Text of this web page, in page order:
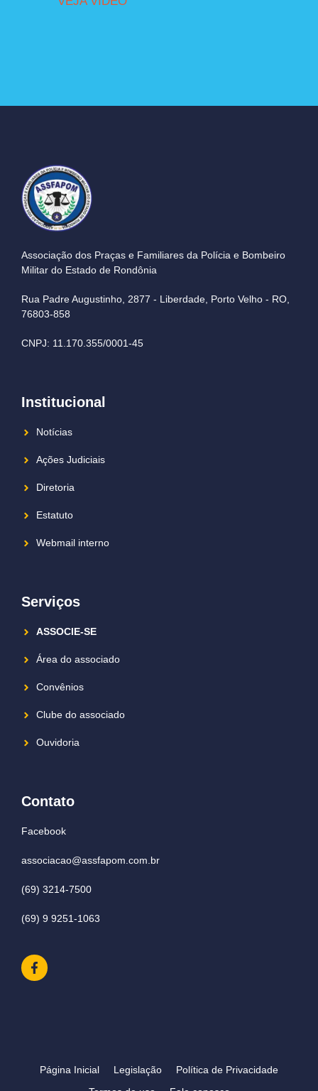
Associação dos Praças e Familiares da Polícia e Bombeiro
Militar do Estado de Rondônia
Rua Padre Augustinho, 2877 - Liberdade, Porto Velho - RO,
76803-858
CNPJ: 11.170.355/0001-45
Institucional
Notícias
Ações Judiciais
Diretoria
Estatuto
Webmail interno
Serviços
ASSOCIE-SE
Área do associado
Convênios
Clube do associado
Ouvidoria
Contato
Facebook
associacao@assfapom.com.br
(69) 3214-7500
(69) 9 9251-1063
Página Inicial Legislação
Política de Privacidade